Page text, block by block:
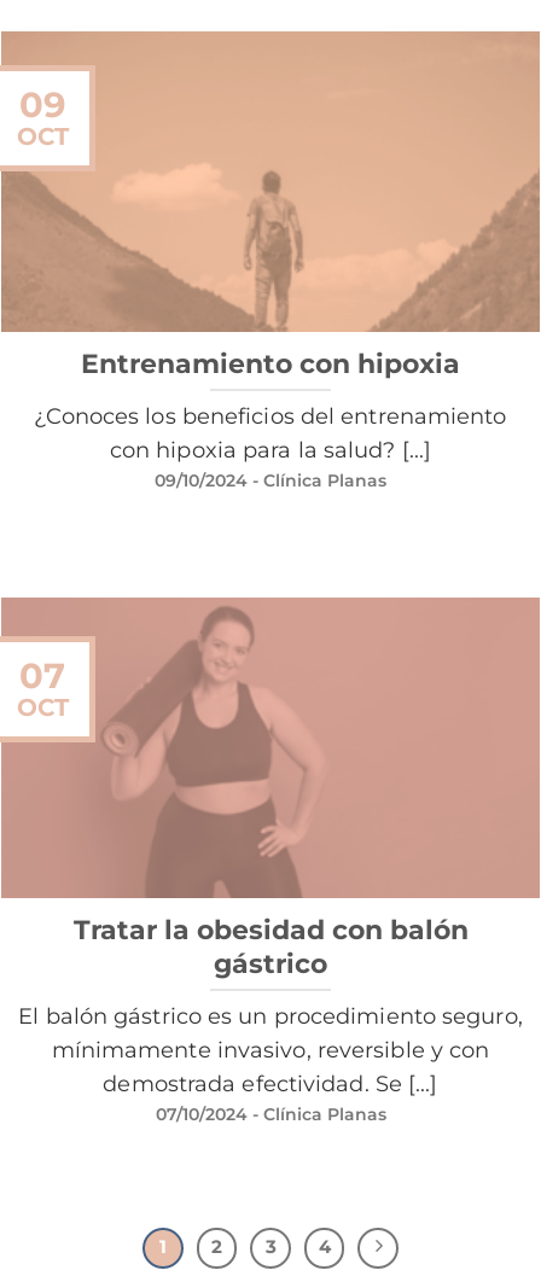
Entrenamiento con hipoxia
¿Conoces los beneficios del entrenamiento
con hipoxia para la salud? [...]
09/10/2024 - Clínica Planas
09
OCT
Tratar la obesidad con balón
gástrico
El balón gástrico es un procedimiento seguro,
mínimamente invasivo, reversible y con
demostrada efectividad. Se [...]
07/10/2024- Clínica Planas
07
OCT
1 2 3 4